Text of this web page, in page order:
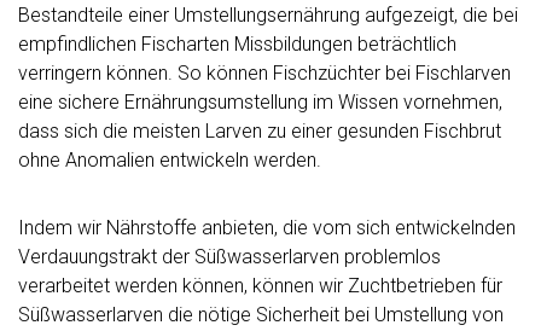
Bestandteile einer Umstellungsernährung aufgezeigt, die bei
empfindlichen Fischarten Missbildungen beträchtlich
verringern können. So können Fischzüchter bei Fischlarven
eine sichere Ernährungsumstellung im Wissen vornehmen,
dass sich die meisten Larven zu einer gesunden Fischbrut
ohne Anomalien entwickeln werden.
Indem wir Nährstoffe anbieten, die vom sich entwickelnden
Verdauungstrakt der Süßwasserlarven problemlos
verarbeitet werden können, können wir Zuchtbetrieben für
Süßwasserlarven die nötige Sicherheit bei Umstellung von